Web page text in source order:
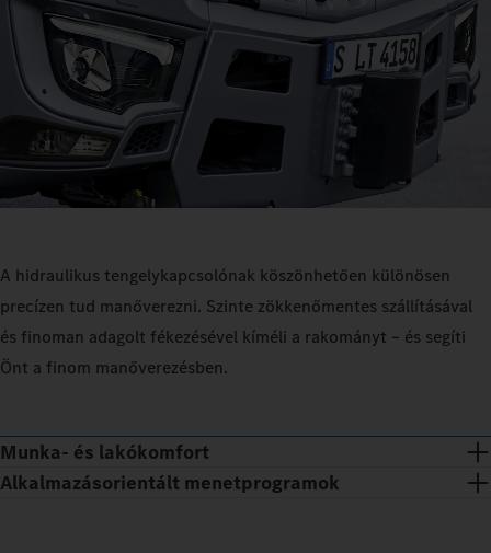
A hidraulikus tengelykapcsolónak köszönhetően különösen
precízen tud manőverezni. Szinte zökkenőmentes szállításával
és finoman adagolt fékezésével kíméli a rakományt – és segíti
Önt a finom manőverezésben.
Munka- és lakókomfort
Alkalmazásorientált menetprogramok